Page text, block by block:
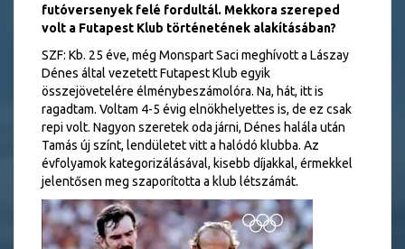
futóversenyek felé fordultál. Mekkora szereped
volt a Futapest Klub történetének alakításában?
SZF: Kb. 25 éve, még Monspart Saci meghívott a Lászay
Dénes által vezetett Futapest Klub egyik
összejövetelére élménybeszámolóra. Na, hát, itt is
ragadtam. Voltam 4-5 évig elnökhelyettes is, de ez csak
repi volt. Nagyon szeretek oda járni, Dénes halála után
Tamás új színt, lendületet vitt a halódó klubba. Az
évfolyamok kategorizálásával, kisebb díjakkal, érmekkel
jelentősen meg szaporította a klub létszámát.